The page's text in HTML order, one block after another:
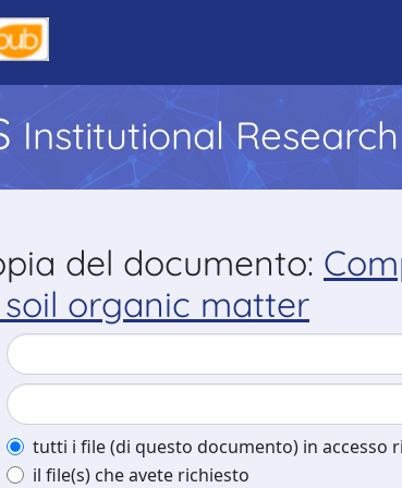
Institutional
del documento:
soil organic matter
tutti i file (di questo documento) in accesso
il file(s) che avete richiesto